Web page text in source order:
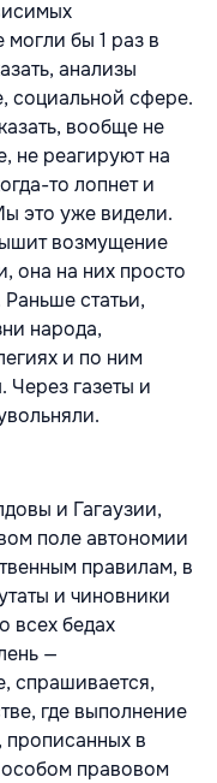
могли бы 1 раз в
анализы
социальной сфере.
вообще не
не реагируют на
то лопнет и
это уже видели.
возмущение
она на них просто
статьи,
народа,
и по ним
газеты и
и Гагаузии,
поле автономии
правилам, в
и чиновники
всех бедах
—
спрашивается,
где выполнение
в
правовом